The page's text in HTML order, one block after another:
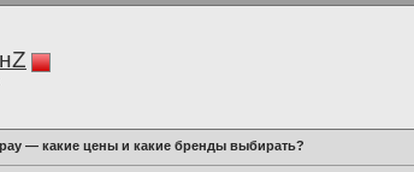
— какие цены и какие бренды выбирать?